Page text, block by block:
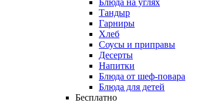
Блюда на углях
Тандыр
Гарниры
Хлеб
Соусы и приправы
Десерты
Напитки
Блюда от шеф-повара
Блюда для детей
Бесплатно